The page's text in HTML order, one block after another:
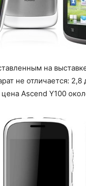
на
не отличается:
Ascend Y100